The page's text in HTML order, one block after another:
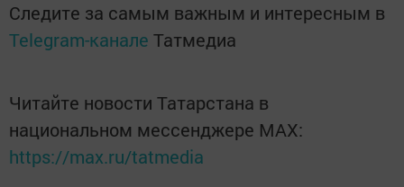
Следите за самым важным и интересным в
Telegram-канале Татмедиа
Читайте новости Татарстана в
национальном мессенджере MАХ:
https://max.ru/tatmedia